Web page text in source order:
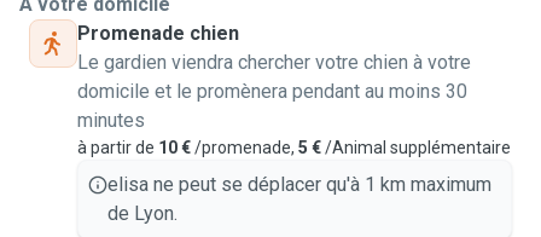
Promenade chien
Le gardien viendra chercher votre chien à votre
domicile et le promènera pendant au moins 30
minutes
à partir de 10 €/promenade, 5 €/Animal supplémentaire
elisa ne peut se déplacer qu'à 1 km maximum
de Lyon.